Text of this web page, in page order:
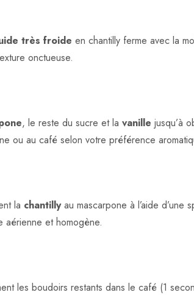
très froide en chantilly ferme avec la
onctueuse.
, le reste du sucre et lavanille jusqu’à
ou au café selon votre préférence
la chantillyau mascarpone à l’aide d’une
aérienne et homogène.
les boudoirs restants dans le café (1